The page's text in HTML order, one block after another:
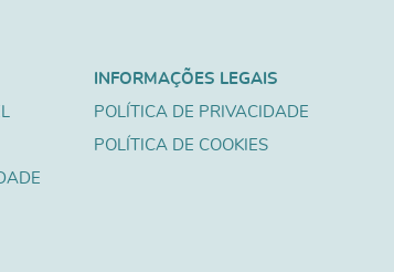
INFORMAÇÕES LEGAIS
POLÍTICA DE PRIVACIDADE
POLÍTICA DE COOKIES